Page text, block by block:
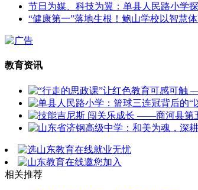
节日为媒、科技为翼：单县人民路小学
“健康第一”落地生根！鲍山学校以智慧
教育资讯
相关推荐